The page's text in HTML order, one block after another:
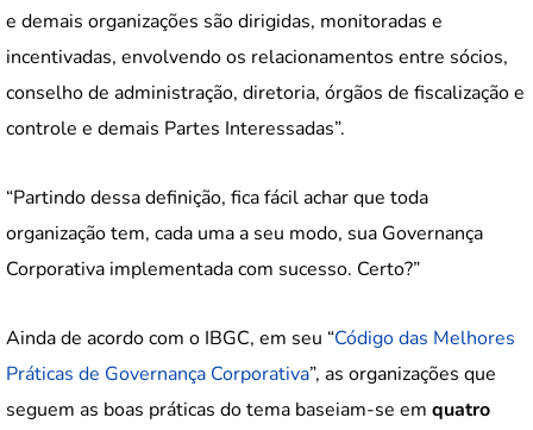
e demais organizações são dirigidas, monitoradas e
incentivadas, envolvendo os relacionamentos entre sócios,
conselho de administração, diretoria, órgãos de fiscalização e
controle e demais Partes Interessadas”.
“Partindo dessa definição, fica fácil achar que toda
organização tem, cada uma a seu modo, sua Governança
Corporativa implementada com sucesso. Certo?”
Ainda de acordo com o IBGC, em seu “Código das Melhores
Práticas de Governança Corporativa”, as organizações que
seguem as boas práticas do tema baseiam-se em quatro